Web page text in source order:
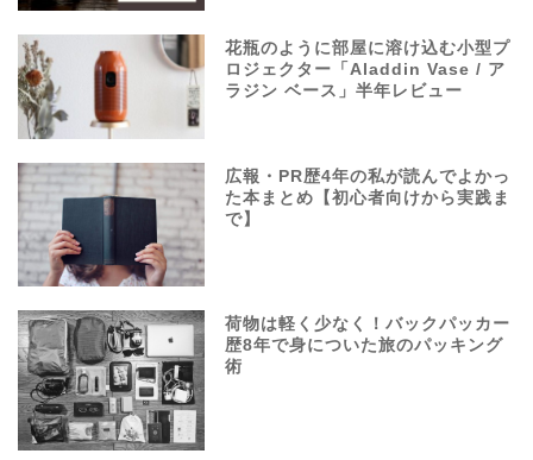
花瓶のように部屋に溶け込む小型プ
ロジェクター「Aladdin Vase / ア
ラジン ベース」半年レビュー
広報・PR歴4年の私が読んでよかっ
た本まとめ【初心者向けから実践ま
で】
荷物は軽く少なく！バックパッカー
歴8年で身についた旅のパッキング
術